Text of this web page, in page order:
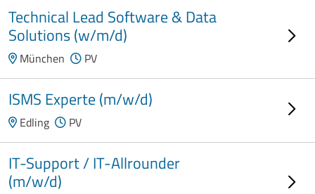
Technical Lead Software & Data
Solutions (w/m/d)
München PV
ISMS Experte (m/w/d)
Edling PV
IT-Support / IT-Allrounder
(m/w/d)